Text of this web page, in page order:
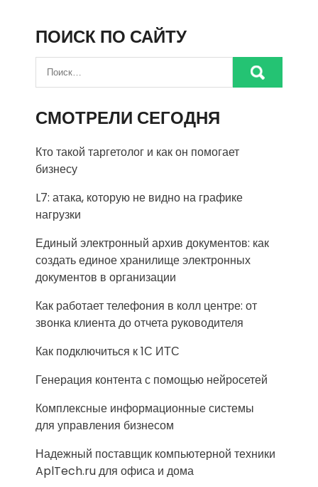
ПОИСК ПО САЙТУ
СМОТРЕЛИ СЕГОДНЯ
Кто такой таргетолог и как он помогает
бизнесу
L7: атака, которую не видно на графике
нагрузки
Единый электронный архив документов: как
создать единое хранилище электронных
документов в организации
Как работает телефония в колл центре: от
звонка клиента до отчета руководителя
Как подключиться к 1С ИТС
Генерация контента с помощью нейросетей
Комплексные информационные системы
для управления бизнесом
Надежный поставщик компьютерной техники
AplTech.ru для офиса и дома